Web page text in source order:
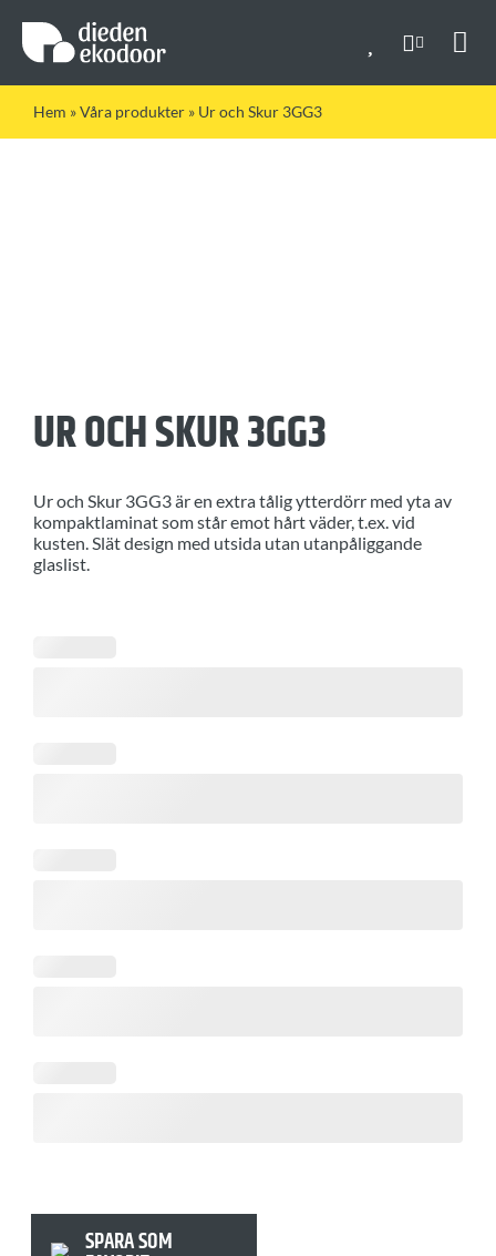
innehållet
Hem »Våra produkter » Ur och Skur 3GG3
UR OCH SKUR 3GG3
Ur och Skur 3GG3 är en extra tålig ytterdörr med yta av
kompaktlaminat som står emot hårt väder, t.ex. vid
kusten. Slät design med utsida utan utanpåliggande
glaslist.
SPARA SOM